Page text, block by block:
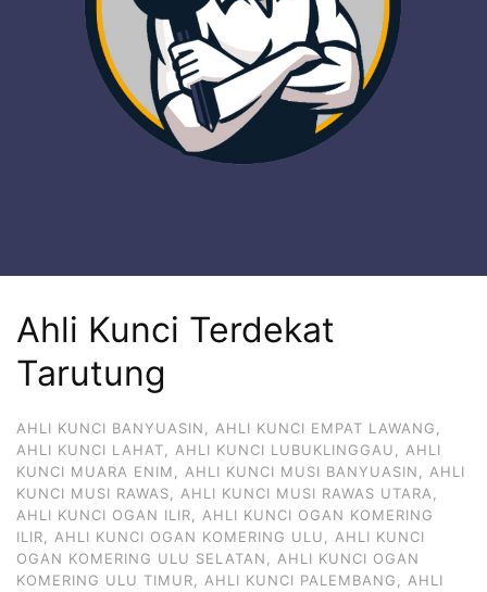
Ahli Kunci Terdekat
Tarutung
AHLI KUNCI BANYUASIN, AHLI KUNCI EMPAT LAWANG,
AHLI KUNCI LAHAT, AHLI KUNCI LUBUKLINGGAU, AHLI
KUNCI MUARA ENIM, AHLI KUNCI MUSI BANYUASIN, AHLI
KUNCI MUSI RAWAS, AHLI KUNCI MUSI RAWAS UTARA,
AHLI KUNCI OGAN ILIR, AHLI KUNCI OGAN KOMERING
ILIR, AHLI KUNCI OGAN KOMERING ULU, AHLI KUNCI
OGAN KOMERING ULU SELATAN, AHLI KUNCI OGAN
KOMERING ULU TIMUR, AHLI KUNCI PALEMBANG, AHLI